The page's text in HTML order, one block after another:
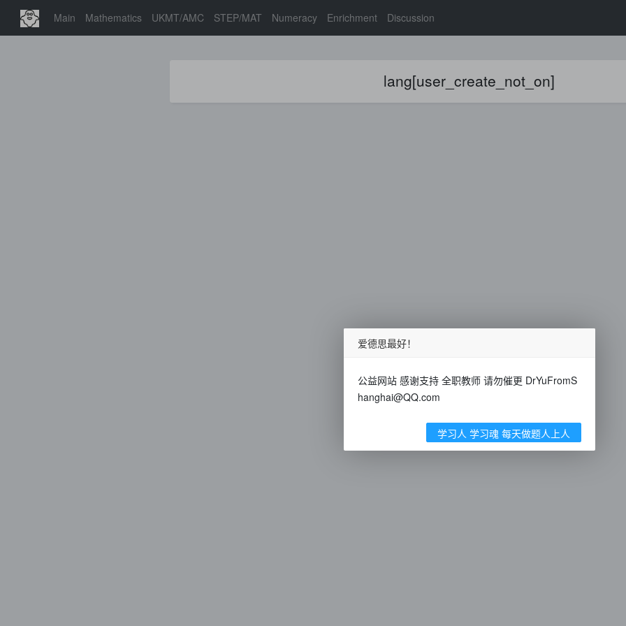
Main Mathematics UKMT/AMC STEP/MAT Numeracy Enrichment Discussion
lang[user_create_not_on]
爱德思最好！
公益网站 感谢支持 全职教师 请勿催更 DrYuFromS
hanghai@QQ.com
学习人 学习魂 每天做题人上人